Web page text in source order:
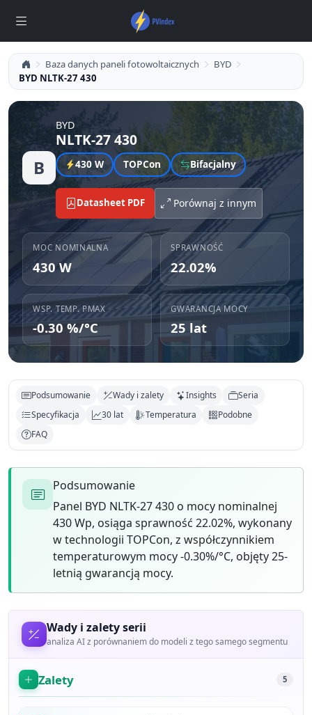
Baza danych paneli fotowoltaicznych
BYD
BYD NLTK-27 430
B
BYD
NLTK-27 430
430 W TOPCon Bifacjalny
Datasheet PDF Porównaj z innym
MOC NOMINALNA
430 W
SPRAWNOŚĆ
22.02%
WSP. TEMP. PMAX
-0.30 %/°C
GWARANCJA MOCY
25 lat
Podsumowanie Wady i zalety Insights
Seria
Specyfikacja
30 lat Temperatura
Podobne
FAQ
Podsumowanie
Panel BYD NLTK-27 430 o mocy nominalnej
430 Wp, osiąga sprawność 22.02%, wykonany
w technologii TOPCon, z współczynnikiem
temperaturowym mocy -0.30%/°C, objęty 25-
letnią gwarancją mocy.
Wady i zalety serii
analiza AI z porównaniem do modeli z tego samego segmentu
Zalety 5